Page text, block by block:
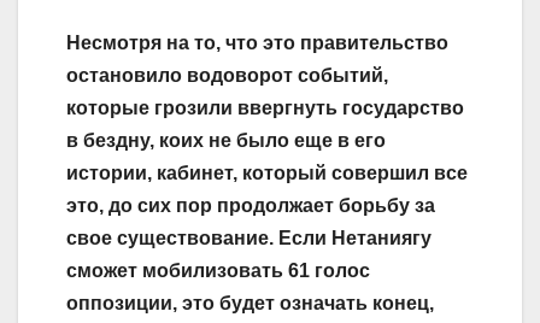
Несмотря на то, что это правительство
остановило водоворот событий,
которые грозили ввергнуть государство
в бездну, коих не было еще в его
истории, кабинет, который совершил все
это, до сих пор продолжает борьбу за
свое существование. Если Нетаниягу
сможет мобилизовать 61 голос
оппозиции, это будет означать конец,